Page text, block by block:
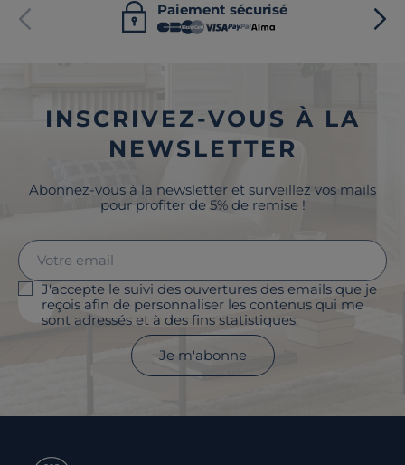
Paiement sécurisé
INSCRIVEZ-VOUS À LA
NEWSLETTER
Abonnez-vous à la newsletter et surveillez vos mails
pour profiter de 5% de remise !
J'accepte le suivi des ouvertures des emails que je
reçois afin de personnaliser les contenus qui me
sont adressés et à des fins statistiques.
Je m'abonne